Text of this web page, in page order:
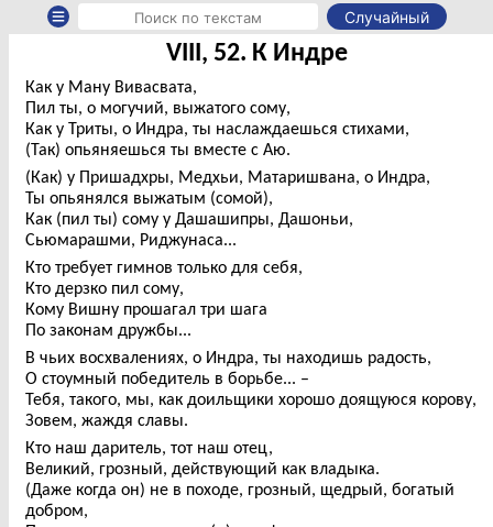
Случайный
VIII, 52. К Индре
Как у Ману Вивасвата,
Пил ты, о могучий, выжатого сому,
Как у Триты, о Индра, ты наслаждаешься стихами,
(Так) опьяняешься ты вместе с Аю.
(Как) у Пришадхры, Медхьи, Матаришвана, о Индра,
Ты опьянялся выжатым (сомой),
Как (пил ты) сому у Дашашипры, Дашоньи,
Сьюмарашми, Риджунаса...
Кто требует гимнов только для себя,
Кто дерзко пил сому,
Кому Вишну прошагал три шага
По законам дружбы...
В чьих восхвалениях, о Индра, ты находишь радость,
О стоумный победитель в борьбе... –
Тебя, такого, мы, как доильщики хорошо доящуюся корову,
Зовем, жаждя славы.
Кто наш даритель, тот наш отец,
Великий, грозный, действующий как владыка.
(Даже когда он) не в походе, грозный, щедрый, богатый
добром,